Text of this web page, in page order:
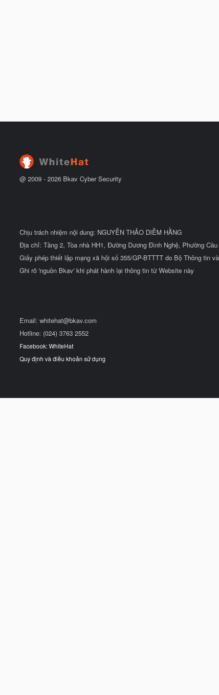
@ 2009 - 2026 Bkav Cyber Security
Chịu trách nhiệm nội dung: NGUYỄN THẢO DIỄM HẰNG
Địa chỉ: Tầng 2, Tòa nhà HH1, Đường Dương Đình Nghệ, Phường
Giấy phép thiết lập mạng xã hội số 355/GP-BTTTT do Bộ Thông tin
Ghi rõ 'nguồn Bkav' khi phát hành lại thông tin từ Website này
Email: whitehat@bkav.com
Hotline: (024) 3763 2552
Facebook: WhiteHat
Quy định và điều khoản sử dụng